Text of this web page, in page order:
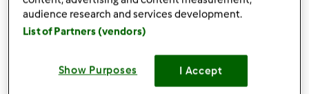
100gcukru
1Mrożony banan
250 ml mleka
Lista zakupów
audience research and services development.
List of Partners (vendors)
Show Purposes I Accept